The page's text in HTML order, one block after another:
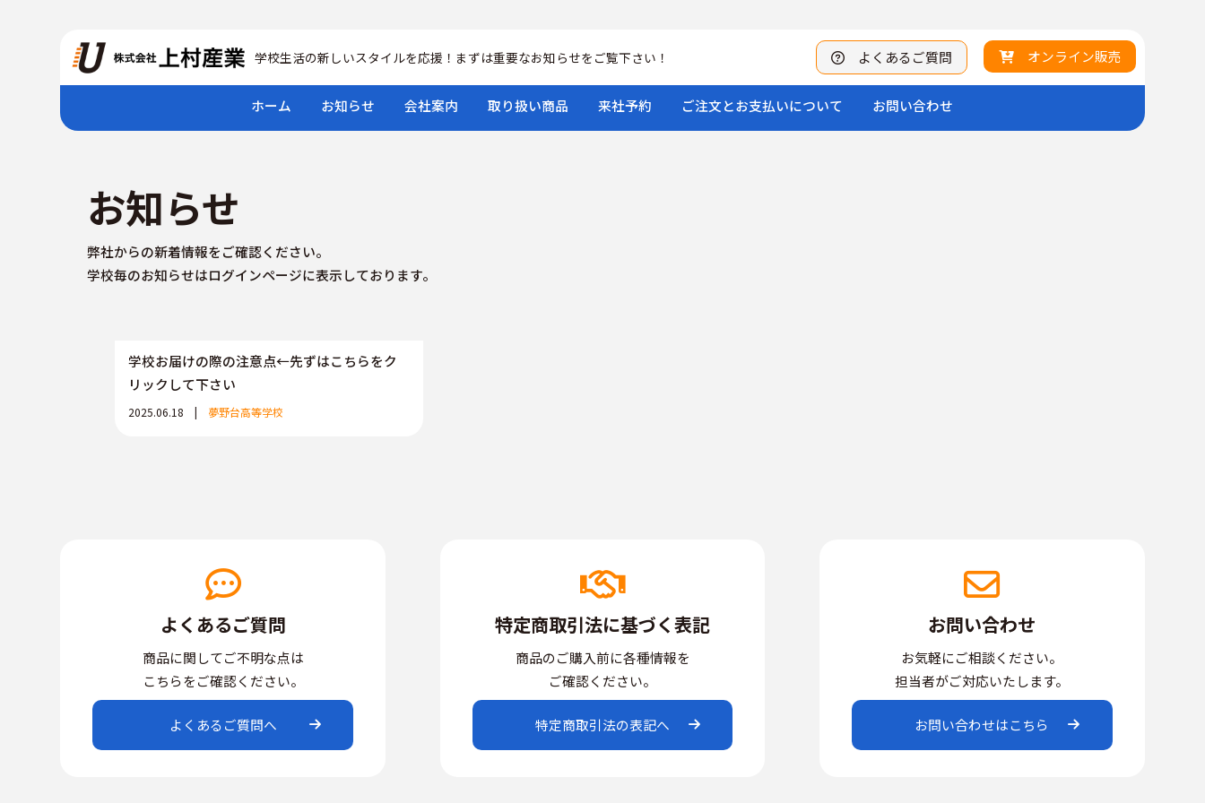
学校生活の新しいスタイルを応援！まずは重要なお知らせをご覧下さい！ よくあるご質問 オンライン販売
ホーム お知らせ 会社案内 取り扱い商品 来社予約 ご注文とお支払いについて お問い合わせ
お知らせ
弊社からの新着情報をご確認ください。
学校毎のお知らせはログインページに表示しております。
学校お届けの際の注意点←先ずはこちらをク
リックして下さい
2025.06.18 | 夢野台高等学校
よくあるご質問
商品に関してご不明な点は
こちらをご確認ください。
よくあるご質問へ
特定商取引法に基づく表記
商品のご購入前に各種情報を
ご確認ください。
特定商取引法の表記へ
お問い合わせ
お気軽にご相談ください。
担当者がご対応いたします。
お問い合わせはこちら